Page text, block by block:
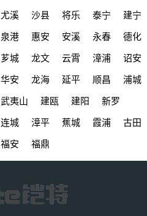
尤溪 沙县 将乐 泰宁
建宁
泉港 惠安 安溪 永春
德化
芗城 龙文 云霄 漳浦
诏安
华安 龙海 延平 顺昌
浦城
武夷山 建瓯 建阳
新罗
连城 漳平 蕉城 霞浦
古田
福安 福鼎